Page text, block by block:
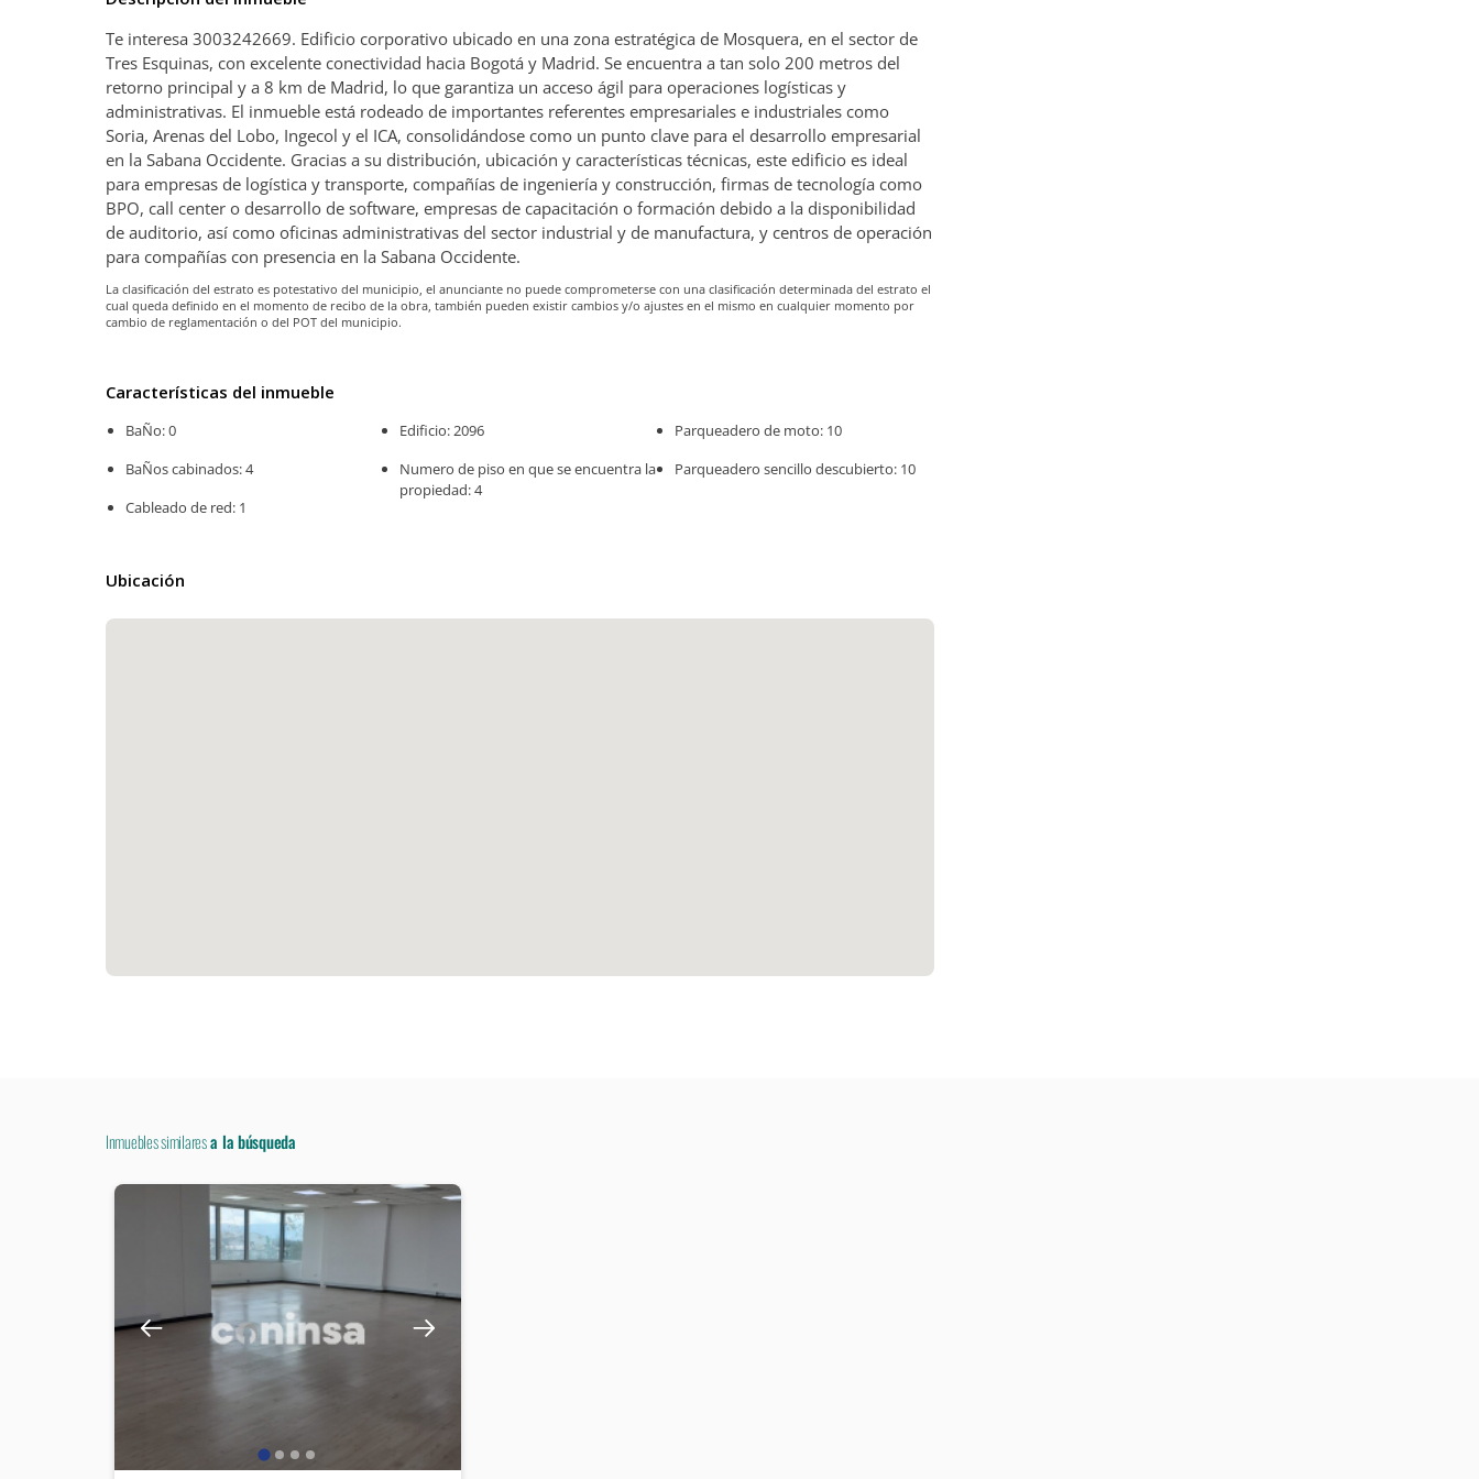
Te interesa 3003242669. Edificio corporativo ubicado en una zona estratégica de Mosquera, en el sector de
Tres Esquinas, con excelente conectividad hacia Bogotá y Madrid. Se encuentra a tan solo 200 metros del
retorno principal y a 8 km de Madrid, lo que garantiza un acceso ágil para operaciones logísticas y
administrativas. El inmueble está rodeado de importantes referentes empresariales e industriales como
Soria, Arenas del Lobo, Ingecol y el ICA, consolidándose como un punto clave para el desarrollo empresarial
en la Sabana Occidente. Gracias a su distribución, ubicación y características técnicas, este edificio es ideal
para empresas de logística y transporte, compañías de ingeniería y construcción, firmas de tecnología como
BPO, call center o desarrollo de software, empresas de capacitación o formación debido a la disponibilidad
de auditorio, así como oficinas administrativas del sector industrial y de manufactura, y centros de operación
para compañías con presencia en la Sabana Occidente.
La clasificación del estrato es potestativo del municipio, el anunciante no puede comprometerse con una clasificación determinada del estrato el
cual queda definido en el momento de recibo de la obra, también pueden existir cambios y/o ajustes en el mismo en cualquier momento por
cambio de reglamentación o del POT del municipio.
Características del inmueble
BaÑo: 0
BaÑos cabinados: 4
Cableado de red: 1
Edificio: 2096
Numero de piso en que se encuentra la
propiedad: 4
Parqueadero de moto: 10
Parqueadero sencillo descubierto: 10
Ubicación
Inmuebles similaresa la búsqueda